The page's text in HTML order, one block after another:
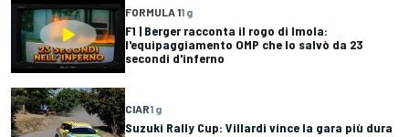
FORMULA 11 g
F1 | Berger racconta il rogo di Imola:
l'equipaggiamento OMP che lo salvò da 23
secondi d'inferno
CIAR1 g
Suzuki Rally Cup: Villardi vince la gara più dura